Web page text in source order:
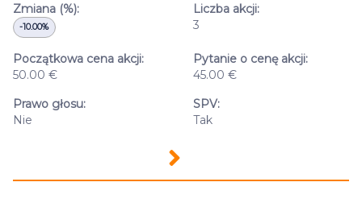
Zmiana (%):
-10.00%
Liczba akcji:
3
Początkowa cena akcji:
50.00 €
Pytanie o cenę akcji:
45.00 €
Prawo głosu:
Nie
SPV:
Tak